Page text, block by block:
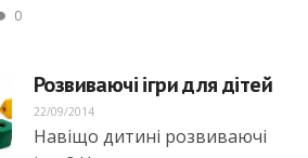
0
Розвиваючі ігри для дітей
22/09/2014
Навіщо дитині розвиваючі